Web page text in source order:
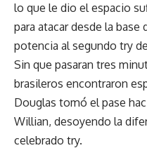
lo que le dio el espacio
para atacar desde la base
potencia al segundo try
Sin que pasaran tres
brasileros encontraron
Douglas tomó el pase
Willian, desoyendo la
celebrado try.